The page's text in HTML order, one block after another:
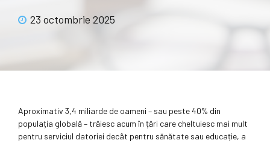
23 octombrie 2025
Aproximativ 3,4 miliarde de oameni – sau peste 40% din
populația globală – trăiesc acum în țări care cheltuiesc mai mult
pentru serviciul datoriei decât pentru sănătate sau educație, a